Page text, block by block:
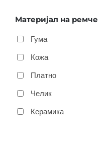
Материјал на ремче
Гума
Кожа
Платно
Челик
Керамика